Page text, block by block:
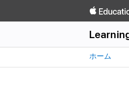
Forum
よくあ
サイン
ホーム